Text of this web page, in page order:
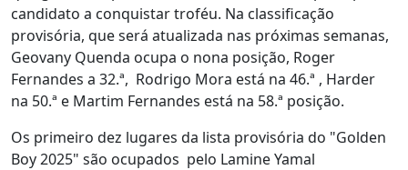
candidato a conquistar troféu. Na classificação
provisória, que será atualizada nas próximas semanas,
Geovany Quenda ocupa o nona posição, Roger
Fernandes a 32.ª, Rodrigo Mora está na 46.ª , Harder
na 50.ª e Martim Fernandes está na 58.ª posição.
Os primeiro dez lugares da lista provisória do "Golden
Boy 2025" são ocupados pelo Lamine Yamal